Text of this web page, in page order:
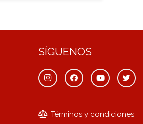
SÍGUENOS
Términos y condiciones